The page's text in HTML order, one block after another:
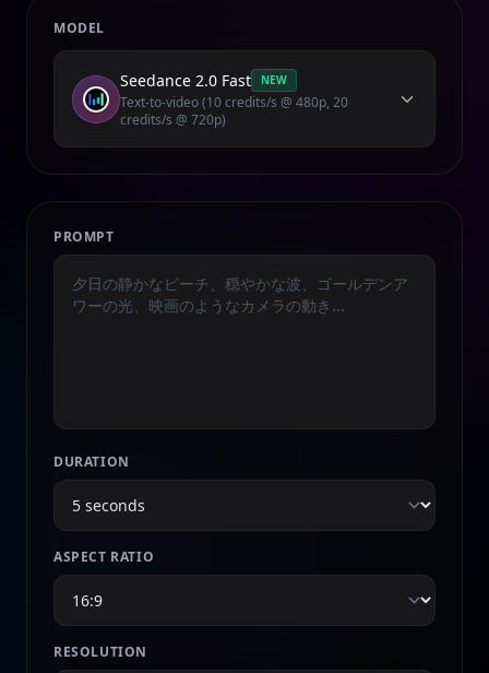
MODEL
Seedance 2.0 Fast NEW
Text-to-video (10 credits/s @ 480p, 20
credits/s @ 720p)
PROMPT
DURATION
ASPECT RATIO
RESOLUTION